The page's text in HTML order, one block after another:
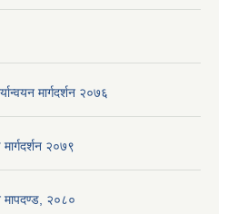
मार्गदर्शन २०७६
मार्गदर्शन २०७९
मापदण्ड, २०८०